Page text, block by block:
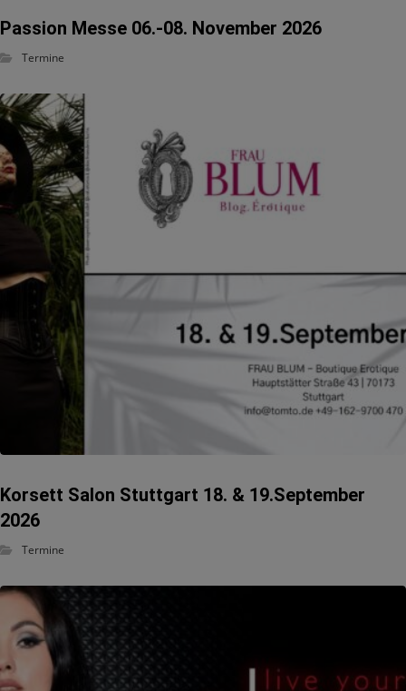
Passion Messe 06.-08. November 2026
Termine
Korsett Salon Stuttgart 18. & 19.September
2026
Termine